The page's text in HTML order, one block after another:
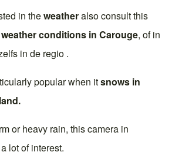
in theweatheralso consult this
conditions in Carouge, of in
in de regio .
popular when itsnows in
.
or heavy rain, this camera in
lot of interest.